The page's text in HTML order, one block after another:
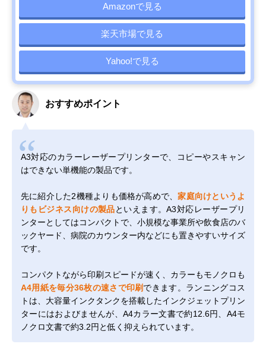
Amazonで見る
楽天市場で見る
Yahoo!で見る
おすすめポイント
A3対応のカラーレーザープリンターで、コピーやスキャン
はできない単機能の製品です。
先に紹介した2機種よりも価格が高めで、家庭向けというよ
りもビジネス向けの製品といえます。A3対応レーザープリ
ンターとしてはコンパクトで、小規模な事業所や飲食店のバ
ックヤード、病院のカウンター内などにも置きやすいサイズ
です。
コンパクトながら印刷スピードが速く、カラーもモノクロも
A4用紙を毎分36枚の速さで印刷できます。ランニングコス
トは、大容量インクタンクを搭載したインクジェットプリン
ターにはおよびませんが、A4カラー文書で約12.6円、A4モ
ノクロ文書で約3.2円と低く抑えられています。